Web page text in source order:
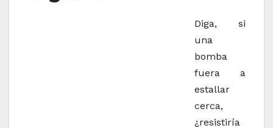
Diga, si
una
bomba
fuera a
estallar
cerca,
¿resistiría